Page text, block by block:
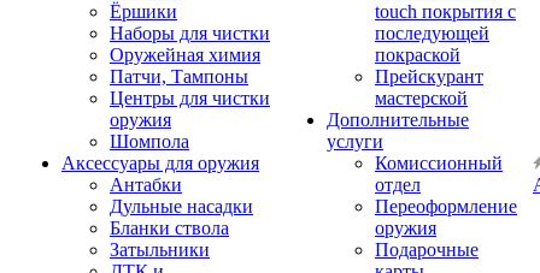
Ёршики
Наборы для чистки
Оружейная химия
Патчи, Тампоны
Центры для чистки
оружия
Шомпола
Аксессуары для оружия
Антабки
Дульные насадки
Бланки ствола
Затыльники
touch покрытия с
последующей
покраской
Прейскурант
мастерской
Дополнительные
услуги
Комиссионный
отдел
Переоформление
оружия
Подарочные